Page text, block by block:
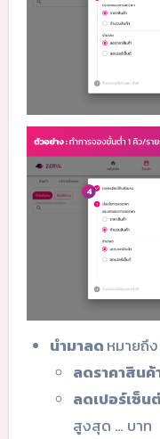
นำมาลดหมายถึ
ลดราคาสินค้
ลดเปอร์เซ็น
สูงสุด … บาท